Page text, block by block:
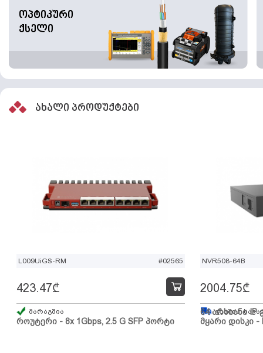
ოპტიკური
ქსელი
ახალი პროდუქტები
L009UiGS-RM #02565
როუტერი - 8x 1Gbps, 2.5 G SFP პორტი
423.47₾
მარაგშია
NVR508-64B
64 არხიანი IP
მყარი დისკი -
2004.75₾
გზაშია,